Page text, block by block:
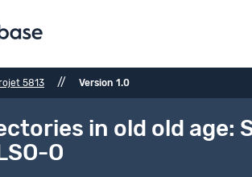
5813 // Version 1.0
in old old age:
O